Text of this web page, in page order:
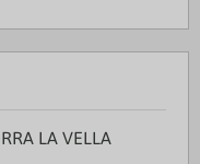
LA VELLA